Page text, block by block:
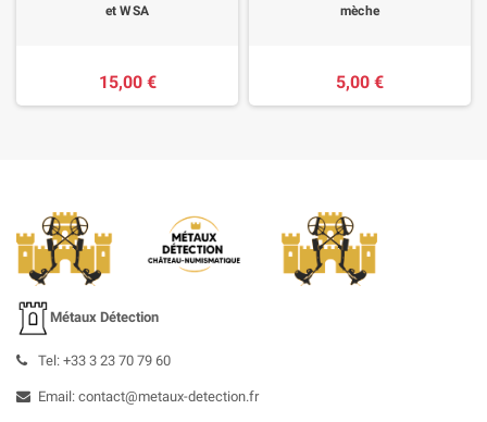
et WSA
15,00 €
mèche
5,00 €
Métaux Détection
Tel: +33 3 23 70 79 60
Email: contact@metaux-detection.fr